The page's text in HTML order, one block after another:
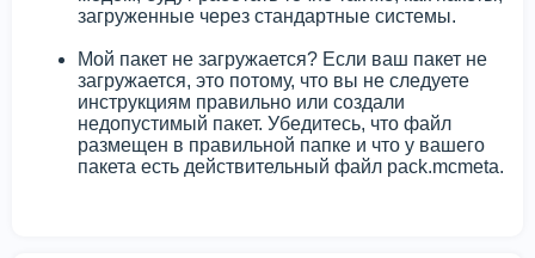
загруженные через стандартные системы.
Мой пакет не загружается? Если ваш пакет не
загружается, это потому, что вы не следуете
инструкциям правильно или создали
недопустимый пакет. Убедитесь, что файл
размещен в правильной папке и что у вашего
пакета есть действительный файл pack.mcmeta.